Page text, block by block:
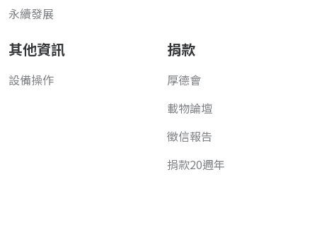
永續發展
其他資訊
設備操作
捐款
厚德會
載物論壇
徵信報告
捐款20週年